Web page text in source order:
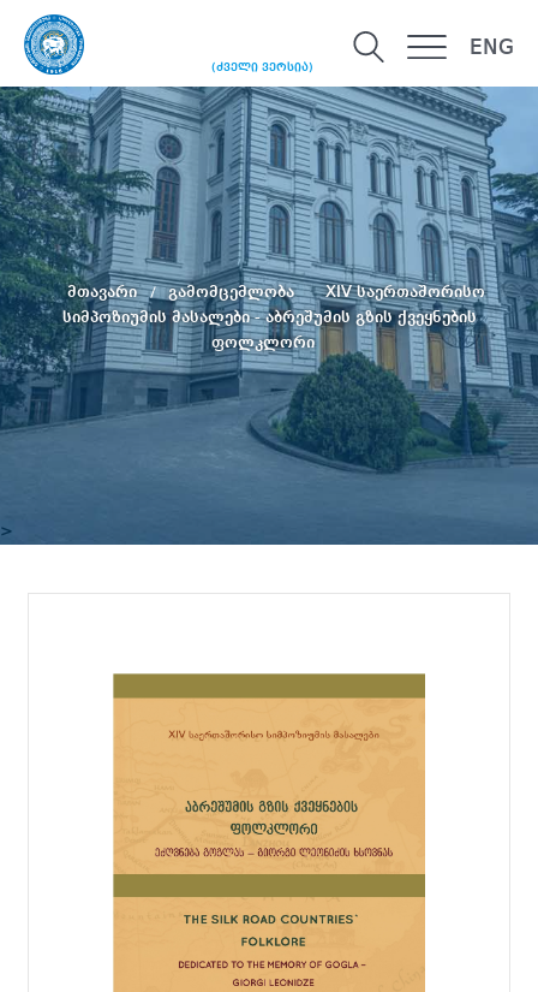
(ძველი ვერსია)
ENG
>
მთავარი გამომცემლობა
XIV საერთაშორისო
სიმპოზიუმის მასალები - აბრეშუმის გზის ქვეყნების
ფოლკლორი